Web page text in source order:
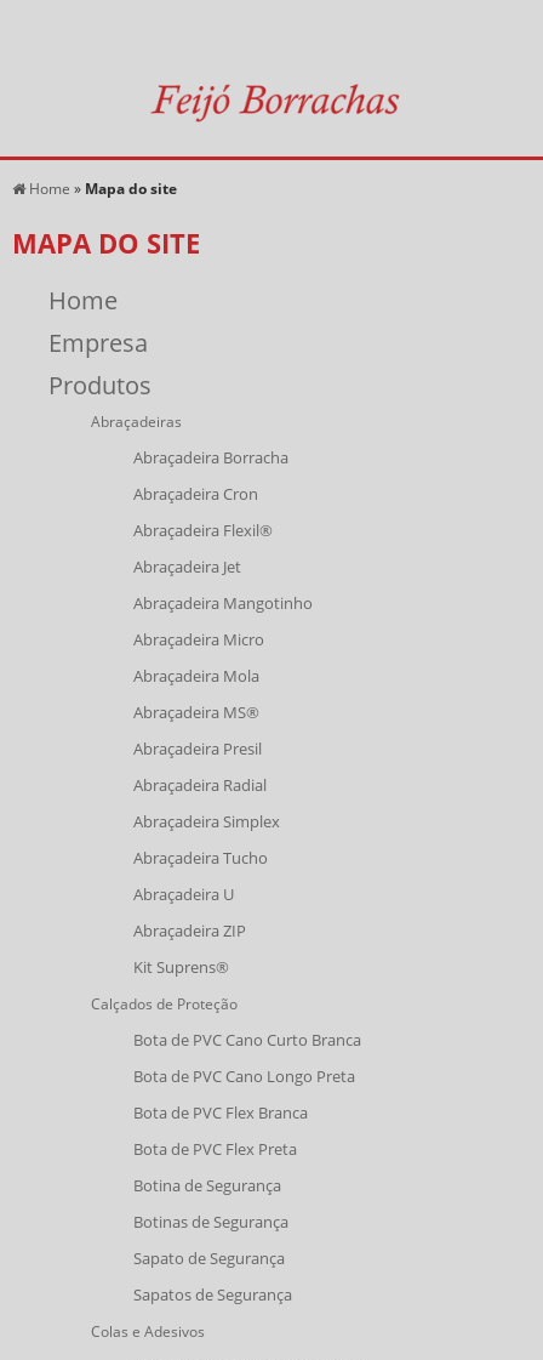
Home » Mapa do site
MAPA DO SITE
Home
Empresa
Produtos
Abraçadeiras
Abraçadeira Borracha
Abraçadeira Cron
Abraçadeira Flexil®
Abraçadeira Jet
Abraçadeira Mangotinho
Abraçadeira Micro
Abraçadeira Mola
Abraçadeira MS®
Abraçadeira Presil
Abraçadeira Radial
Abraçadeira Simplex
Abraçadeira Tucho
Abraçadeira U
Abraçadeira ZIP
Kit Suprens®
Calçados de Proteção
Bota de PVC Cano Curto Branca
Bota de PVC Cano Longo Preta
Bota de PVC Flex Branca
Bota de PVC Flex Preta
Botina de Segurança
Botinas de Segurança
Sapato de Segurança
Sapatos de Segurança
Colas e Adesivos